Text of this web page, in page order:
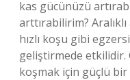
kas gücünüzü
arttırabilirim?
hızlı koşu gibi
geliştirmede etkilidir.
koşmak için güçlü bir